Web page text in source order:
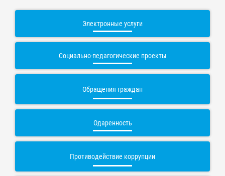
Электронные услуги
Социально-педагогические проекты
Обращения граждан
Одаренность
Противодействие коррупции